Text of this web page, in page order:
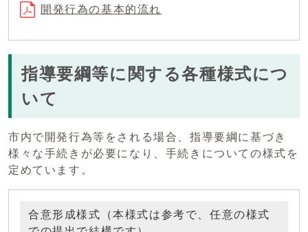
開発行為の基本的流れ
指導要綱等に関する各種様式につ
いて
市内で開発行為等をされる場合、指導要綱に基づき
様々な手続きが必要になり、手続きについての様式を
定めています。
合意形成様式（本様式は参考で、任意の様式